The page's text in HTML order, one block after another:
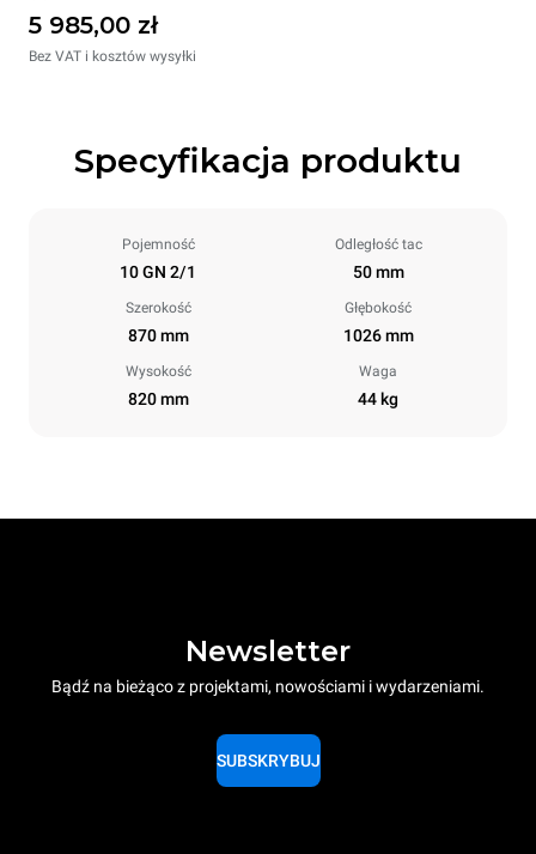
5 985,00 zł
Bez VAT i kosztów wysyłki
Specyfikacja produktu
Pojemność
10 GN 2/1
Odległość tac
50 mm
Szerokość
870 mm
Głębokość
1026 mm
Wysokość
820 mm
Waga
44 kg
Newsletter
Bądź na bieżąco z projektami, nowościami i wydarzeniami.
SUBSKRYBUJ